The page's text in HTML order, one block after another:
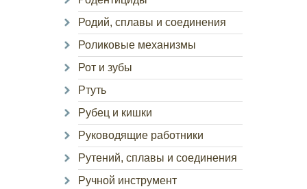
Родий, сплавы и соединения
Роликовые механизмы
Рот и зубы
Ртуть
Рубец и кишки
Руководящие работники
Рутений, сплавы и соединения
Ручной инструмент